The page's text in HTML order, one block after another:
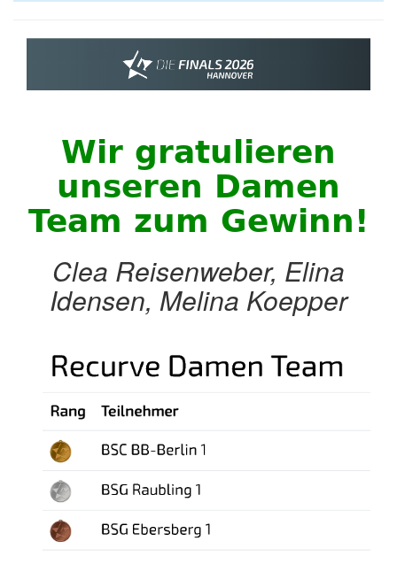
Wir gratulieren
unseren Damen
Team zum Gewinn!
Clea Reisenweber, Elina
Idensen, Melina Koepper